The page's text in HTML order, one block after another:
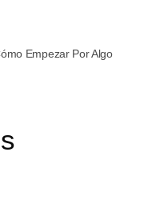
Empezar Por Algo